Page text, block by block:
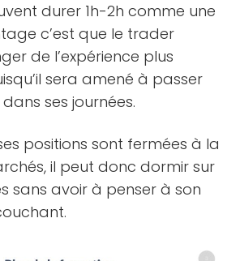
durer 1h-2h comme une
c’est que le trader
de l’expérience plus
sera amené à passer
ses journées.
positions sont fermées à la
il peut donc dormir sur
sans avoir à penser à son